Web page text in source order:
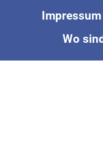
Impressum
Wo